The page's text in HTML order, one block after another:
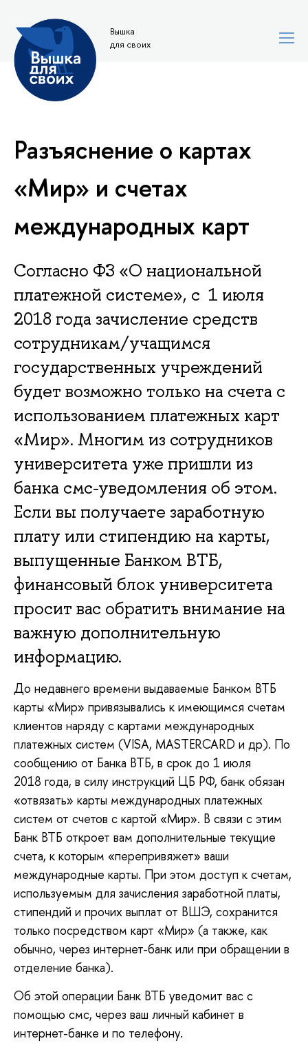
Вышка
для своих
Разъяснение о картах
«Мир» и счетах
международных карт
Согласно ФЗ «О национальной
платежной системе», с 1 июля
2018 года зачисление средств
сотрудникам/учащимся
государственных учреждений
будет возможно только на счета с
использованием платежных карт
«Мир». Многим из сотрудников
университета уже пришли из
банка смс-уведомления об этом.
Если вы получаете заработную
плату или стипендию на карты,
выпущенные Банком ВТБ,
финансовый блок университета
просит вас обратить внимание на
важную дополнительную
информацию.
До недавнего времени выдаваемые Банком ВТБ
карты «Мир» привязывались к имеющимся счетам
клиентов наряду с картами международных
платежных систем (VISA, MASTERCARD и др). По
сообщению от Банка ВТБ, в срок до 1 июля
2018 года, в силу инструкций ЦБ РФ, банк обязан
«отвязать» карты международных платежных
систем от счетов с картой «Мир». В связи с этим
Банк ВТБ откроет вам дополнительные текущие
счета, к которым «перепривяжет» ваши
международные карты. При этом доступ к счетам,
используемым для зачисления заработной платы,
стипендий и прочих выплат от ВШЭ, сохранится
только посредством карт «Мир» (а также, как
обычно, через интернет-банк или при обращении в
отделение банка).
Об этой операции Банк ВТБ уведомит вас с
помощью смс, через ваш личный кабинет в
интернет-банке и по телефону.